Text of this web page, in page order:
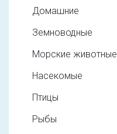
Домашние
Земноводные
Морские животные
Насекомые
Птицы
Рыбы